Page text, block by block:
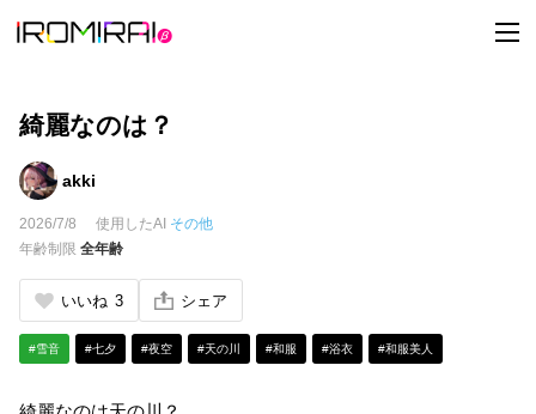
t
o
綺麗なのは？
akki
2026/7/8 使用したAI その他
年齢制限 全年齢
いいね 3 シェア
#雪音 #七夕 #夜空 #天の川 #和服 #浴衣 #和服美人